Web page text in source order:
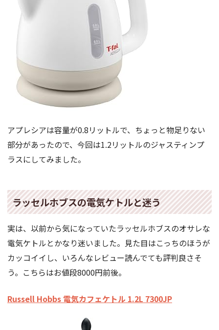
アプレシアは容量が0.8リットルで、ちょっと物足りない
部分があったので、今回は1.2リットルのジャスティンプ
ラスにしてみました。
ラッセルホブスの電気ケトルと迷う
実は、以前から気になっていたラッセルホブスのオサレな
電気ケトルとかなり迷いました。見た目はこっちのほうが
カッコイイし、いろんなレビュー読んでても評判良さそ
う。こちらはお値段8000円前後。
Russell Hobbs 電気カフェケトル 1.2L 7300JP